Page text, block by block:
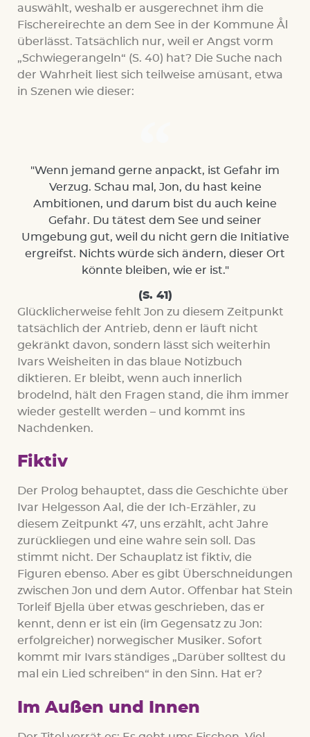
auswählt, weshalb er ausgerechnet ihm die
Fischereirechte an dem See in der Kommune Ål
überlässt. Tatsächlich nur, weil er Angst vorm
„Schwiegerangeln“ (S. 40) hat? Die Suche nach
der Wahrheit liest sich teilweise amüsant, etwa
in Szenen wie dieser:
"Wenn jemand gerne anpackt, ist Gefahr im
Verzug. Schau mal, Jon, du hast keine
Ambitionen, und darum bist du auch keine
Gefahr. Du tätest dem See und seiner
Umgebung gut, weil du nicht gern die Initiative
ergreifst. Nichts würde sich ändern, dieser Ort
könnte bleiben, wie er ist."
(S. 41)
Glücklicherweise fehlt Jon zu diesem Zeitpunkt
tatsächlich der Antrieb, denn er läuft nicht
gekränkt davon, sondern lässt sich weiterhin
Ivars Weisheiten in das blaue Notizbuch
diktieren. Er bleibt, wenn auch innerlich
brodelnd, hält den Fragen stand, die ihm immer
wieder gestellt werden – und kommt ins
Nachdenken.
Fiktiv
Der Prolog behauptet, dass die Geschichte über
Ivar Helgesson Aal, die der Ich-Erzähler, zu
diesem Zeitpunkt 47, uns erzählt, acht Jahre
zurückliegen und eine wahre sein soll. Das
stimmt nicht. Der Schauplatz ist fiktiv, die
Figuren ebenso. Aber es gibt Überschneidungen
zwischen Jon und dem Autor. Offenbar hat Stein
Torleif Bjella über etwas geschrieben, das er
kennt, denn er ist ein (im Gegensatz zu Jon:
erfolgreicher) norwegischer Musiker. Sofort
kommt mir Ivars ständiges „Darüber solltest du
mal ein Lied schreiben“ in den Sinn. Hat er?
Im Außen und Innen